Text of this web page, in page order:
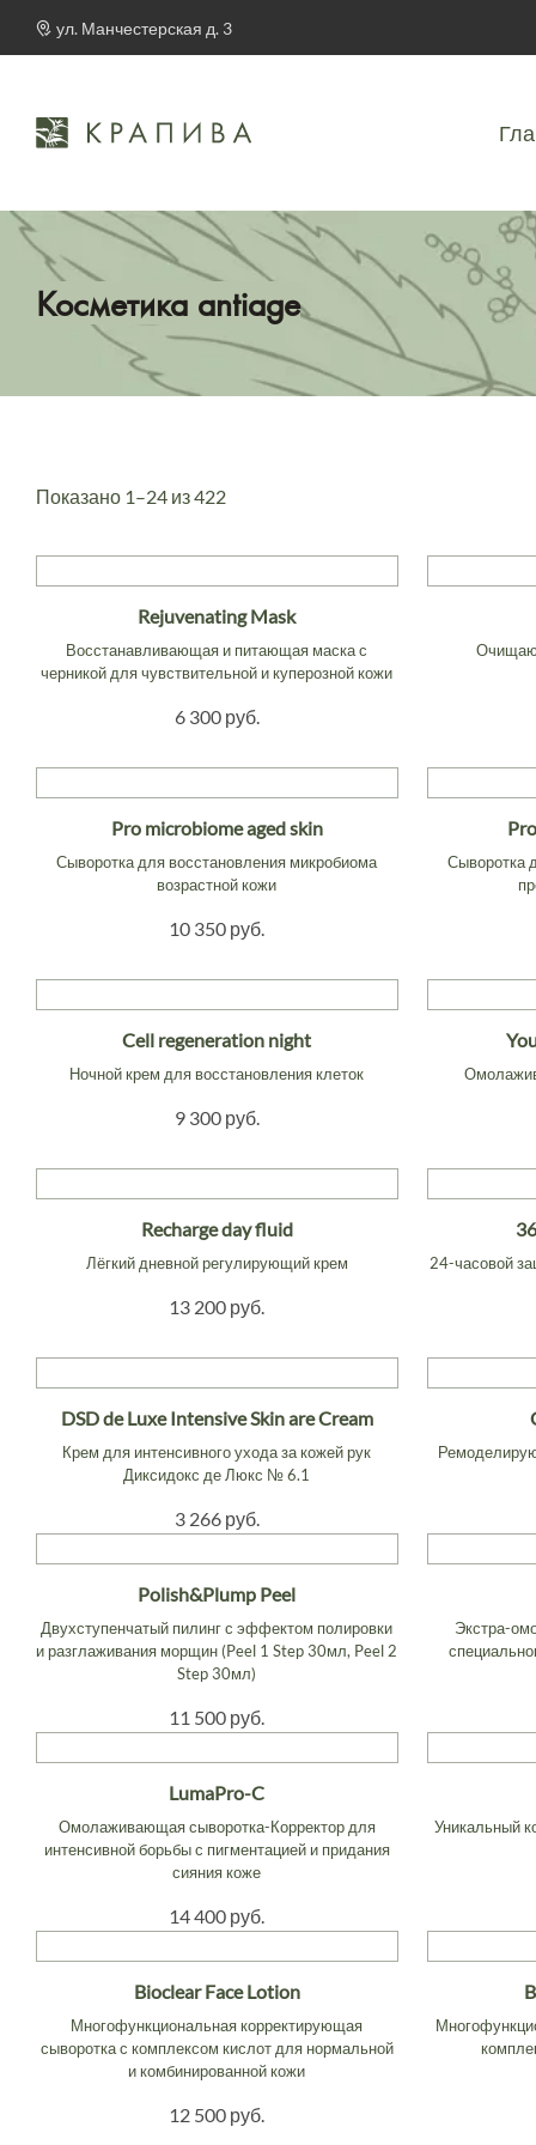
ул. Манчестерская д. 3
Косметика antiage
Показано 1–24 из 422
Rejuvenating Mask
Восстанавливающая и питающая маска с
черникой для чувствительной и куперозной кожи
6 300 руб.
Pro microbiome aged skin
Сыворотка для восстановления микробиома
возрастной кожи
10 350 руб.
Сыворотка
Cell regeneration night
Ночной крем для восстановления клеток
9 300 руб.
Recharge day fluid
Лёгкий дневной регулирующий крем
13 200 руб.
24-часовой
DSD de Luxe Intensive Skin are Cream
Крем для интенсивного ухода за кожей рук
Диксидокс де Люкс № 6.1
3 266 руб.
Polish&Plump Peel
Двухступенчатый пилинг с эффектом полировки
и разглаживания морщин (Peel 1 Step 30мл, Peel 2
Step 30мл)
11 500 руб.
Экстра-
LumaPro-C
Омолаживающая сыворотка-Корректор для
интенсивной борьбы с пигментацией и придания
сияния коже
14 400 руб.
Уникальный
Bioclear Face Lotion
Многофункциональная корректирующая
сыворотка с комплексом кислот для нормальной
и комбинированной кожи
12 500 руб.